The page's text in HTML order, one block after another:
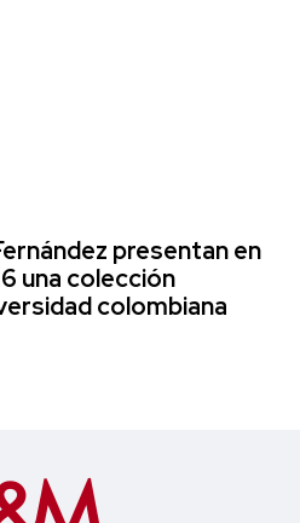
presentan en
una colección
colombiana